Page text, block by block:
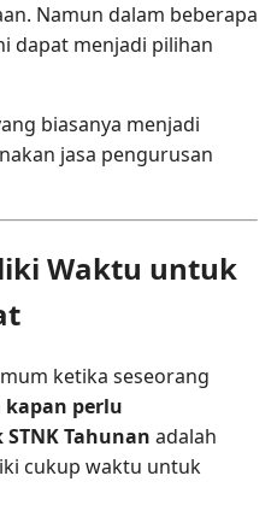
Namun dalam beberapa
dapat menjadi pilihan
biasanya menjadi
jasa pengurusan
Waktu untuk
ketika seseorang
kapan perlu
Tahunan adalah
cukup waktu untuk